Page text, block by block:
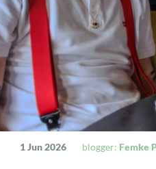
dit bericht
1 Jun 2026 blogger: Femke